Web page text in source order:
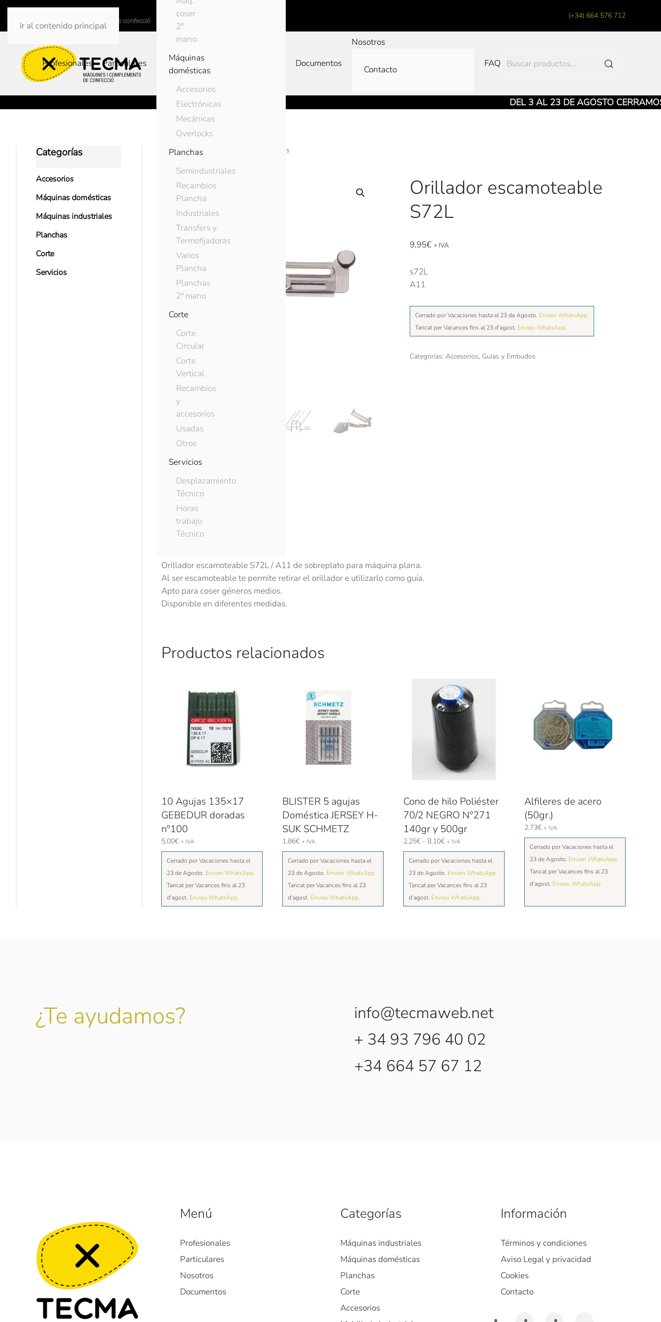
Ir al contenido principal
info@tecmaweb.net
Màquines i complements de confecció
(+34) 664 576 712
Profesionales Particulares
coser
2ª
mano
Máquinas
domésticas
Accesorios
Electrónicas
Mecánicas
Overlocks
Planchas
Semindustriales
Recambios
Plancha
Industriales
Transfers y
Termofijadoras
Varios
Plancha
Planchas
2ª mano
Corte
Corte
Circular
Corte
Vertical
Recambios
y
accesorios
Usadas
Otros
Servicios
Desplazamiento
Técnico
Horas
trabajo
Técnico
Documentos
Nosotros
Contacto
FAQ Buscar
DEL 3 AL 23 DE AGOSTO CERRAMOS
Inicio Accesorios Guías y Embudos
Orillador escamoteable
S72L
9,95€ + IVA
s72L
A11
Cerrado por Vacaciones hasta el 23 de Agosto. Envien WhatsApp.
Tancat per Vacances fins al 23 d'agost. Envieu WhatsApp.
Categorías: Accesorios, Guías y Embudos
Descripción
Descripción
Orillador escamoteable S72L / A11 de sobreplato para máquina plana.
Al ser escamoteable te permite retirar el orillador e utilizarlo como guía.
Apto para coser géneros medios.
Disponible en diferentes medidas.
Productos relacionados
10 Agujas 135×17
GEBEDUR doradas
nº100
5,00€ + IVA
Cerrado por Vacaciones hasta el
23 de Agosto. Envien WhatsApp.
Tancat per Vacances fins al 23
d'agost. Envieu WhatsApp.
BLISTER 5 agujas
Doméstica JERSEY H-
SUK SCHMETZ
1,86€ + IVA
Cerrado por Vacaciones hasta el
23 de Agosto. Envien WhatsApp.
Tancat per Vacances fins al 23
d'agost. Envieu WhatsApp.
Cono de hilo Poliéster
70/2 NEGRO Nº271
140gr y 500gr
2,25€ - 8,10€Rango
de
precios:
desde
2,25€
8,10€
+ IVA
Cerrado por Vacaciones hasta el
23 de Agosto. Envien WhatsApp.
Tancat per Vacances fins al 23
d'agost. Envieu WhatsApp.
Alfileres de acero
(50gr.)
2,73€ + IVA
Cerrado por Vacaciones hasta el
23 de Agosto. Envien WhatsApp.
Tancat per Vacances fins al 23
d'agost. Envieu WhatsApp.
Categorías
Accesorios
Máquinas domésticas
Máquinas industriales
Planchas
Corte
Servicios
¿Te ayudamos?
info@tecmaweb.net
+ 34 93 796 40 02
+34 664 57 67 12
Menú
Profesionales
Particulares
Nosotros
Documentos
Categorías
Máquinas industriales
Máquinas domésticas
Planchas
Corte
Accesorios
Información
Términos y condiciones
Aviso Legal y privacidad
Cookies
Contacto